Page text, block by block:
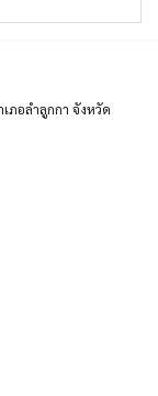
ภอลำลูกกา จังหวัด